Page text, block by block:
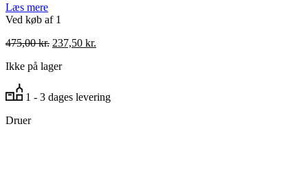
Læs mere
Ved køb af 1
475,00kr. Den
pris
475,00 kr..
237,50 kr.
237,50 kr..
Ikke på lager
1 - 3 dages levering
Druer